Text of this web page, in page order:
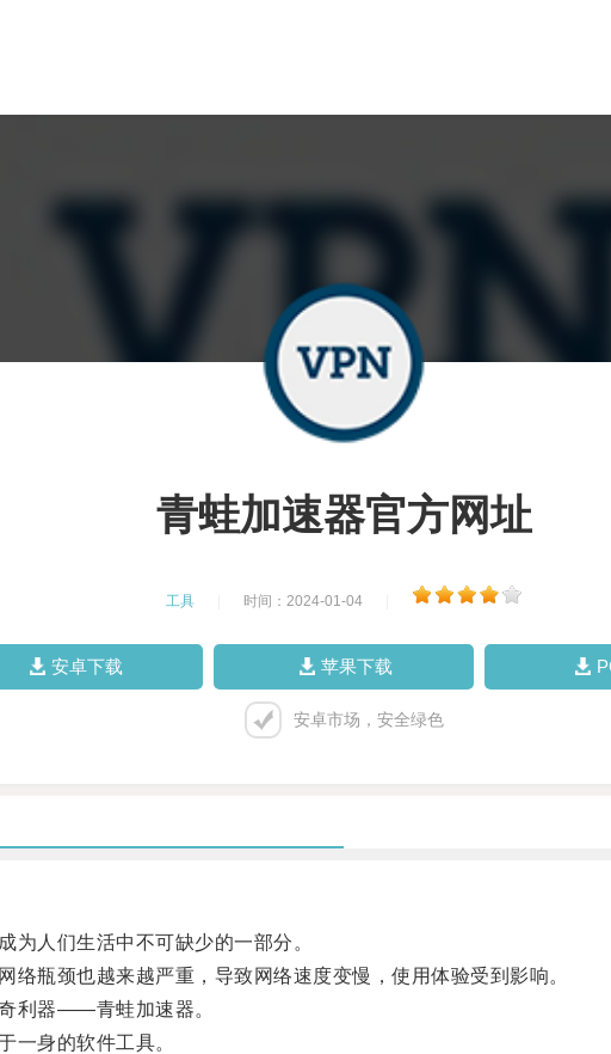
青蛙加速器官方网址
工具 时间：2024-01-04
安卓下载 苹果下载
安卓市场，安全绿色
人们生活中不可缺少的一部分。
瓶颈也越来越严重，导致网络速度变慢，使用体验受到影响。
利器——青蛙加速器。
身的软件工具。